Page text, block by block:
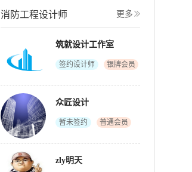
消防工程设计师 更多
筑就设计工作室
签约设计师 银牌会员
众匠设计
暂未签约 普通会员
zly明天